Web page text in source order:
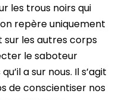
les trous noirs qui
repère uniquement
sur les autres corps
le saboteur
a sur nous. Il s’agit
de conscientiser nos